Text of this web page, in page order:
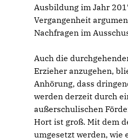
Ausbildung im Jahr
Vergangenheit
Nachfragen im
Auch die
Erzieher anzugehen,
Anhörung, dass
werden derzeit durch
außerschulischen
Hort ist groß. Mit dem
umgesetzt werden, wie